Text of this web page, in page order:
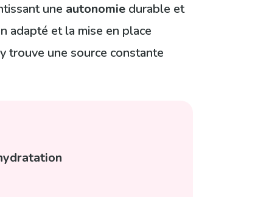
une autonomie durable et
adapté et la mise en place
trouve une source constante